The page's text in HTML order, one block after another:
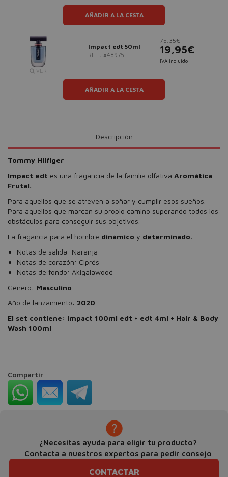
AÑADIR A LA CESTA
VER
Impact edt 50ml
REF.: #48975
75,35€
19,95€
IVA incluido
AÑADIR A LA CESTA
Descripción
Tommy Hilfiger
Impact edt es una fragancia de la familia olfativa Aromática
Frutal.
Para aquellos que se atreven a soñar y cumplir esos sueños.
Para aquellos que marcan su propio camino superando todos los
obstáculos para conseguir sus objetivos.
La fragancia para el hombre dinámico y determinado.
Notas de salida: Naranja
Notas de corazón: Ciprés
Notas de fondo: Akigalawood
Género: Masculino
Año de lanzamiento: 2020
El set contiene: Impact 100ml edt + edt 4ml + Hair & Body
Wash 100ml
Compartir
¿Necesitas ayuda para eligir tu producto?
Contacta a nuestros expertos para pedir consejo
CONTACTAR